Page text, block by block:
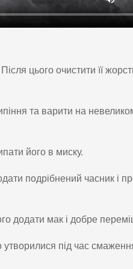
цього очистити її
та варити на
його в миску.
подрібнений часник і
додати мак і добре
під час